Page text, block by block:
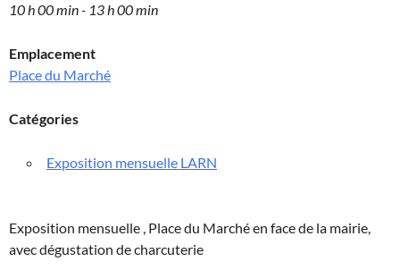
10 h 00 min - 13 h 00 min
Emplacement
Place du Marché
Catégories
Exposition mensuelle LARN
Exposition mensuelle , Place du Marché en face de la mairie,
avec dégustation de charcuterie